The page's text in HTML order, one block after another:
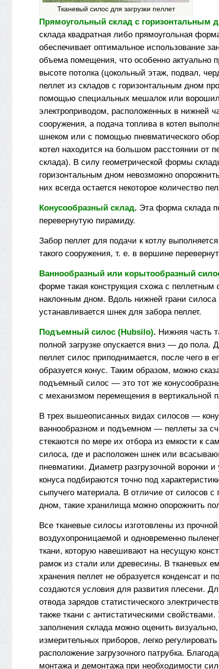
Тканевый силос для загрузки пеллет
Прямоугольный склад с горизонтальным
склада квадратная либо прямоугольная
обеспечивает оптимальное использование
объема помещения, что особенно актуально
высоте потолка (цокольный этаж, подвал,
пеллет из складов с горизонтальным дном
помощью специальных мешалок или
электроприводом, расположенных в нижней
сооружения, а подача топлива в котел
шнеком или с помощью пневматического
котел находится на большом расстоянии от
склада). В силу геометрической формы
горизонтальным дном невозможно
них всегда остается некоторое количество
Конусообразный склад. Эта форма склада
перевернутую пирамиду.
Забор пеллет для подачи к котлу
такого сооружения, т. е. в вершине
Ваннообразный или корыто­образный
форме такая конструкция схожа с пеллетным
наклонным дном. Вдоль нижней грани силоса
устанавливается шнек для забора пеллет.
Подъемный силос (Hubsilo). Нижняя часть
полной загрузке опускается вниз — до пола.
пеллет силос приподнимается, после чего в
образуется конус. Таким образом, можно
подъемный силос — это тот же
с механизмом перемещения в вертикальной
В трех вышеописанных видах силосов —
ваннообразном и подъемном — пеллеты за
стекаются по мере их отбора из емкости к
силоса, где и расположен шнек или
пневматики. Диаметр разгрузочной воронки и
конуса подбираются точно под
сыпучего материала. В отличие от силосов с
дном, такие хранилища можно опорожнить
Все тканевые силосы изготовлены из
воздухопроницаемой и одновременно
ткани, которую навешивают на несущую
рамок из стали или древесины. В тканевых
хранения пеллет не образуется конденсат и
создаются условия для развития плесени.
отвода зарядов статистического
также ткани с антистатическими свойствами.
заполнения склада можно оценить
измерительных приборов, легко
расположение загрузочного патрубка.
монтажа и демонтажа при необходимости